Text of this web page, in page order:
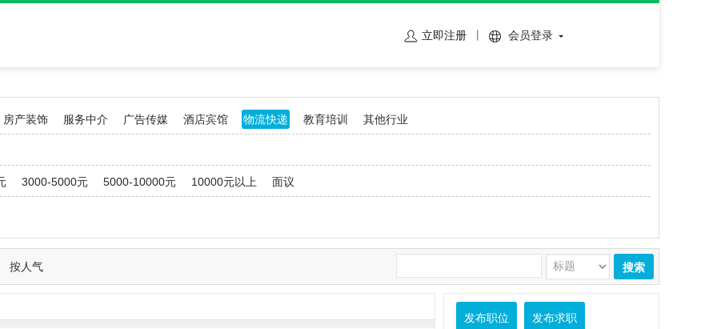
立即注册 会员登录
房产装饰 服务中介 广告传媒 酒店宾馆 物流快递 教育培训 其他行业
3000-5000元 5000-10000元 10000元以上 面议
搜索
按人气
发布职位 发布求职